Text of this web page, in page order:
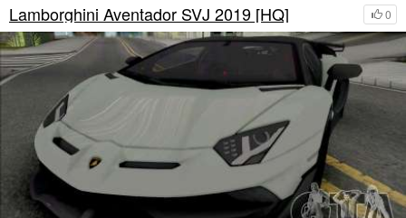
0
Lamborghini Aventador SVJ 2019 [HQ]